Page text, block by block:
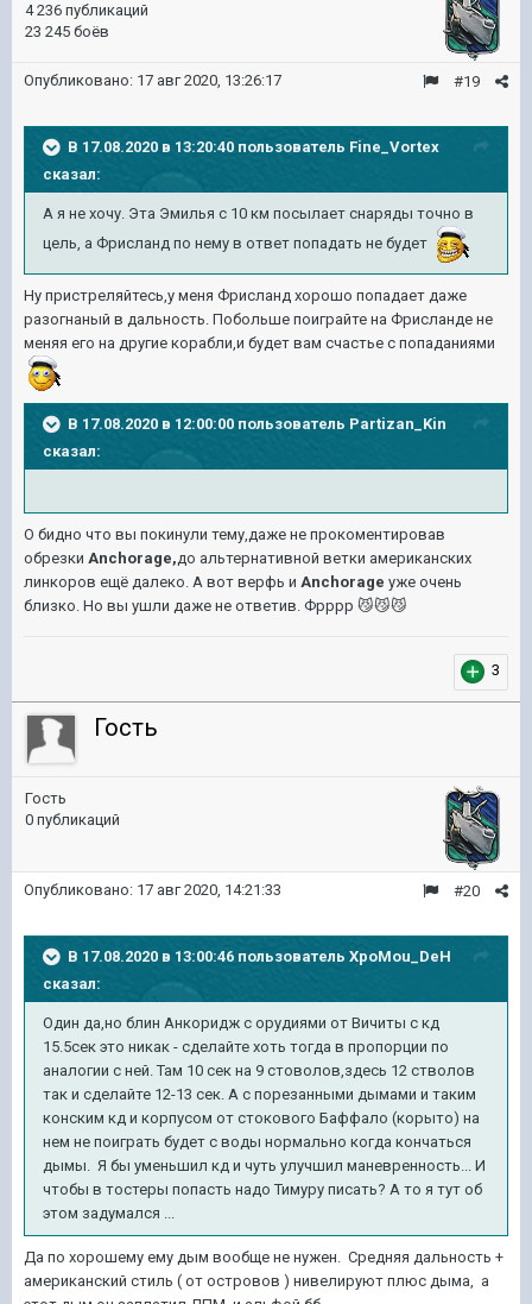
4 236 публикаций
23 245 боёв
#19
Опубликовано: 17 авг 2020, 13:26:17
В 17.08.2020 в 13:20:40 пользователь Fine_Vortex
сказал:
А я не хочу. Эта Эмилья с 10 км посылает снаряды точно в
цель, а Фрисланд по нему в ответ попадать не будет
Ну пристреляйтесь,у меня Фрисланд хорошо попадает даже
разогнаный в дальность. Побольше поиграйте на Фрисланде не
меняя его на другие корабли,и будет вам счастье с попаданиями
В 17.08.2020 в 12:00:00 пользователь Partizan_Kin
сказал:
О бидно что вы покинули тему,даже не прокоментировав
обрезки Anchorage,до альтернативной ветки американских
линкоров ещё далеко. А вот верфь и Anchorage уже очень
близко. Но вы ушли даже не ответив. Фрррр 😼😼😼
3
Гость
Гость
0 публикаций
#20
Опубликовано: 17 авг 2020, 14:21:33
В 17.08.2020 в 13:00:46 пользователь XpoMou_DeH
сказал:
Один да,но блин Анкоридж с орудиями от Вичиты с кд
15.5сек это никак - сделайте хоть тогда в пропорции по
аналогии с ней. Там 10 сек на 9 стоволов,здесь 12 стволов
так и сделайте 12-13 сек. А с порезанными дымами и таким
конским кд и корпусом от стокового Баффало (корыто) на
нем не поиграть будет с воды нормально когда кончаться
дымы. Я бы уменьшил кд и чуть улучшил маневренность... И
чтобы в тостеры попасть надо Тимуру писать? А то я тут об
этом задумался ...
Да по хорошему ему дым вообще не нужен. Средняя дальность +
американский стиль ( от островов ) нивелируют плюс дыма, а